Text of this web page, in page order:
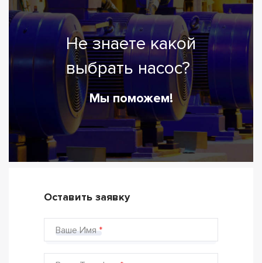
Не знаете какой
выбрать насос?
Мы поможем!
Оставить заявку
Ваше Имя